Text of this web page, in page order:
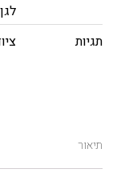
לגן
תגיות
תיאור